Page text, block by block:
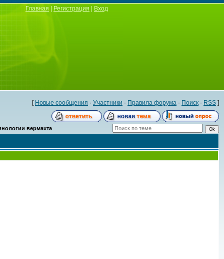
Главная Регистрация Вход
[ Новые сообщения · Участники · Правила форума · Поиск · RSS ]
вермахта